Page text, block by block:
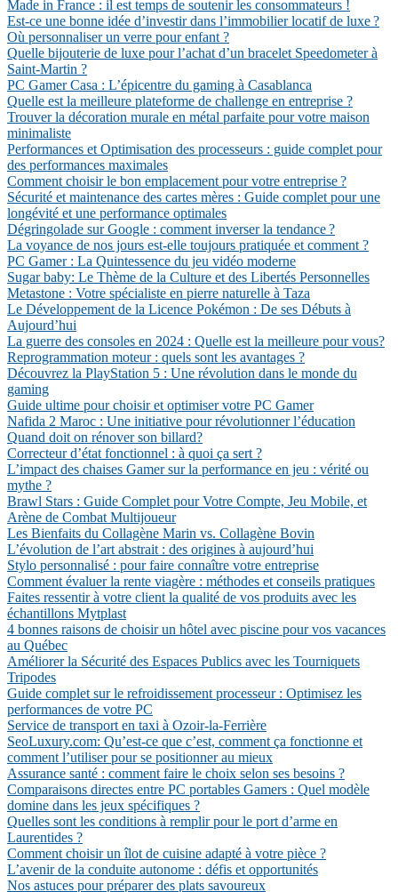
Made in France : il est temps de soutenir les consommateurs !
Est-ce une bonne idée d’investir dans l’immobilier locatif de luxe ?
Où personnaliser un verre pour enfant ?
Quelle bijouterie de luxe pour l’achat d’un bracelet Speedometer à
Saint-Martin ?
PC Gamer Casa : L’épicentre du gaming à Casablanca
Quelle est la meilleure plateforme de challenge en entreprise ?
Trouver la décoration murale en métal parfaite pour votre maison
minimaliste
Performances et Optimisation des processeurs : guide complet pour
des performances maximales
Comment choisir le bon emplacement pour votre entreprise ?
Sécurité et maintenance des cartes mères : Guide complet pour une
longévité et une performance optimales
Dégringolade sur Google : comment inverser la tendance ?
La voyance de nos jours est-elle toujours pratiquée et comment ?
PC Gamer : La Quintessence du jeu vidéo moderne
Sugar baby: Le Thème de la Culture et des Libertés Personnelles
Metastone : Votre spécialiste en pierre naturelle à Taza
Le Développement de la Licence Pokémon : De ses Débuts à
Aujourd’hui
La guerre des consoles en 2024 : Quelle est la meilleure pour vous?
Reprogrammation moteur : quels sont les avantages ?
Découvrez la PlayStation 5 : Une révolution dans le monde du
gaming
Guide ultime pour choisir et optimiser votre PC Gamer
Nafida 2 Maroc : Une initiative pour révolutionner l’éducation
Quand doit on rénover son billard?
Correcteur d’état fonctionnel : à quoi ça sert ?
L’impact des chaises Gamer sur la performance en jeu : vérité ou
mythe ?
Brawl Stars : Guide Complet pour Votre Compte, Jeu Mobile, et
Arène de Combat Multijoueur
Les Bienfaits du Collagène Marin vs. Collagène Bovin
L’évolution de l’art abstrait : des origines à aujourd’hui
Stylo personnalisé : pour faire connaître votre entreprise
Comment évaluer la rente viagère : méthodes et conseils pratiques
Faites ressentir à votre client la qualité de vos produits avec les
échantillons Mytplast
4 bonnes raisons de choisir un hôtel avec piscine pour vos vacances
au Québec
Améliorer la Sécurité des Espaces Publics avec les Tourniquets
Tripodes
Guide complet sur le refroidissement processeur : Optimisez les
performances de votre PC
Service de transport en taxi à Ozoir-la-Ferrière
SeoLuxury.com: Qu’est-ce que c’est, comment ça fonctionne et
comment l’utiliser pour se positionner au mieux
Assurance santé : comment faire le choix selon ses besoins ?
Comparaisons directes entre PC portables Gamers : Quel modèle
domine dans les jeux spécifiques ?
Quelles sont les conditions à remplir pour le port d’arme en
Laurentides ?
Comment choisir un îlot de cuisine adapté à votre pièce ?
L’avenir de la conduite autonome : défis et opportunités
Nos astuces pour préparer des plats savoureux